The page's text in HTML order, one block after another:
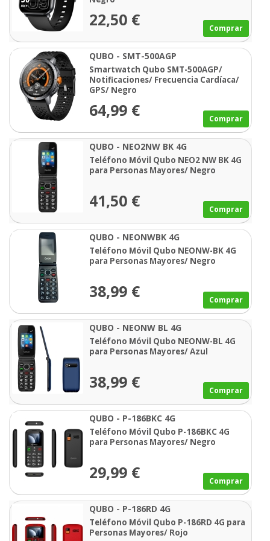
22,50 € Comprar
QUBO - SMT-500AGP
Smartwatch Qubo SMT-500AGP/
Notificaciones/ Frecuencia Cardíaca/
GPS/ Negro
64,99 € Comprar
QUBO - NEO2NW BK 4G
Teléfono Móvil Qubo NEO2 NW BK 4G
para Personas Mayores/ Negro
41,50 € Comprar
QUBO - NEONWBK 4G
Teléfono Móvil Qubo NEONW-BK 4G
para Personas Mayores/ Negro
38,99 € Comprar
QUBO - NEONW BL 4G
Teléfono Móvil Qubo NEONW-BL 4G
para Personas Mayores/ Azul
38,99 € Comprar
QUBO - P-186BKC 4G
Teléfono Móvil Qubo P-186BKC 4G
para Personas Mayores/ Negro
29,99 € Comprar
QUBO - P-186RD 4G
Teléfono Móvil Qubo P-186RD 4G para
Personas Mayores/ Rojo